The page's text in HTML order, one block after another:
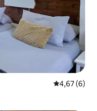
Gemiddelde
4,67 (6)